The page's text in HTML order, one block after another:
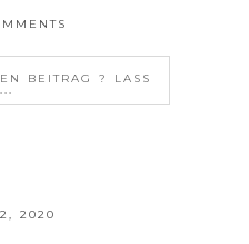
BEITRAG ? LASS
2020